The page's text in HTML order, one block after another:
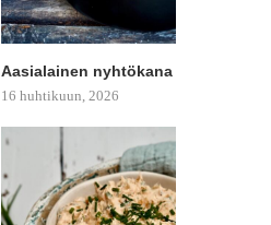
Aasialainen nyhtökana
16 huhtikuun, 2026